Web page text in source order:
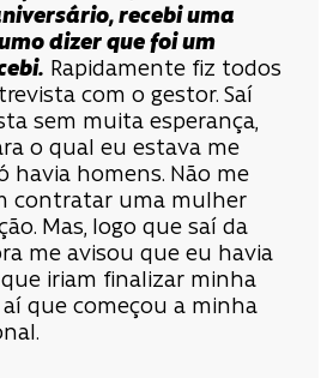
recebi uma
dizer que foi um
Rapidamente fiz todos
com o gestor. Saí
sem muita esperança,
o qual eu estava me
havia homens. Não me
contratar uma mulher
Mas, logo que saí da
me avisou que eu havia
iriam finalizar minha
que começou a minha